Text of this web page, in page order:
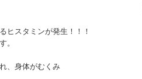
ヒスタミンが発生！！！
。
、身体がむくみ